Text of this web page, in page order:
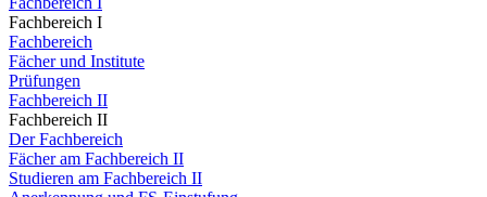
Fachbereich I
Fachbereich
Fächer und Institute
Prüfungen
Fachbereich II
Fachbereich II
Der Fachbereich
Fächer am Fachbereich II
Studieren am Fachbereich II